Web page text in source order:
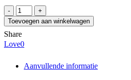
RINGSPANN
Klocki
hamulcowe
do
DH
DV/DH
20/30
Toevoegen aan winkelwagen
Share
Love0
Aanvullende informatie